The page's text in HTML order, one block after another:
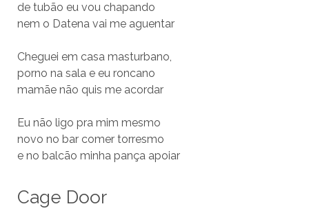
de tubão eu vou chapando
nem o Datena vai me aguentar
Cheguei em casa masturbano,
porno na sala e eu roncano
mamãe não quis me acordar
Eu não ligo pra mim mesmo
novo no bar comer torresmo
e no balcão minha pança apoiar
Cage Door